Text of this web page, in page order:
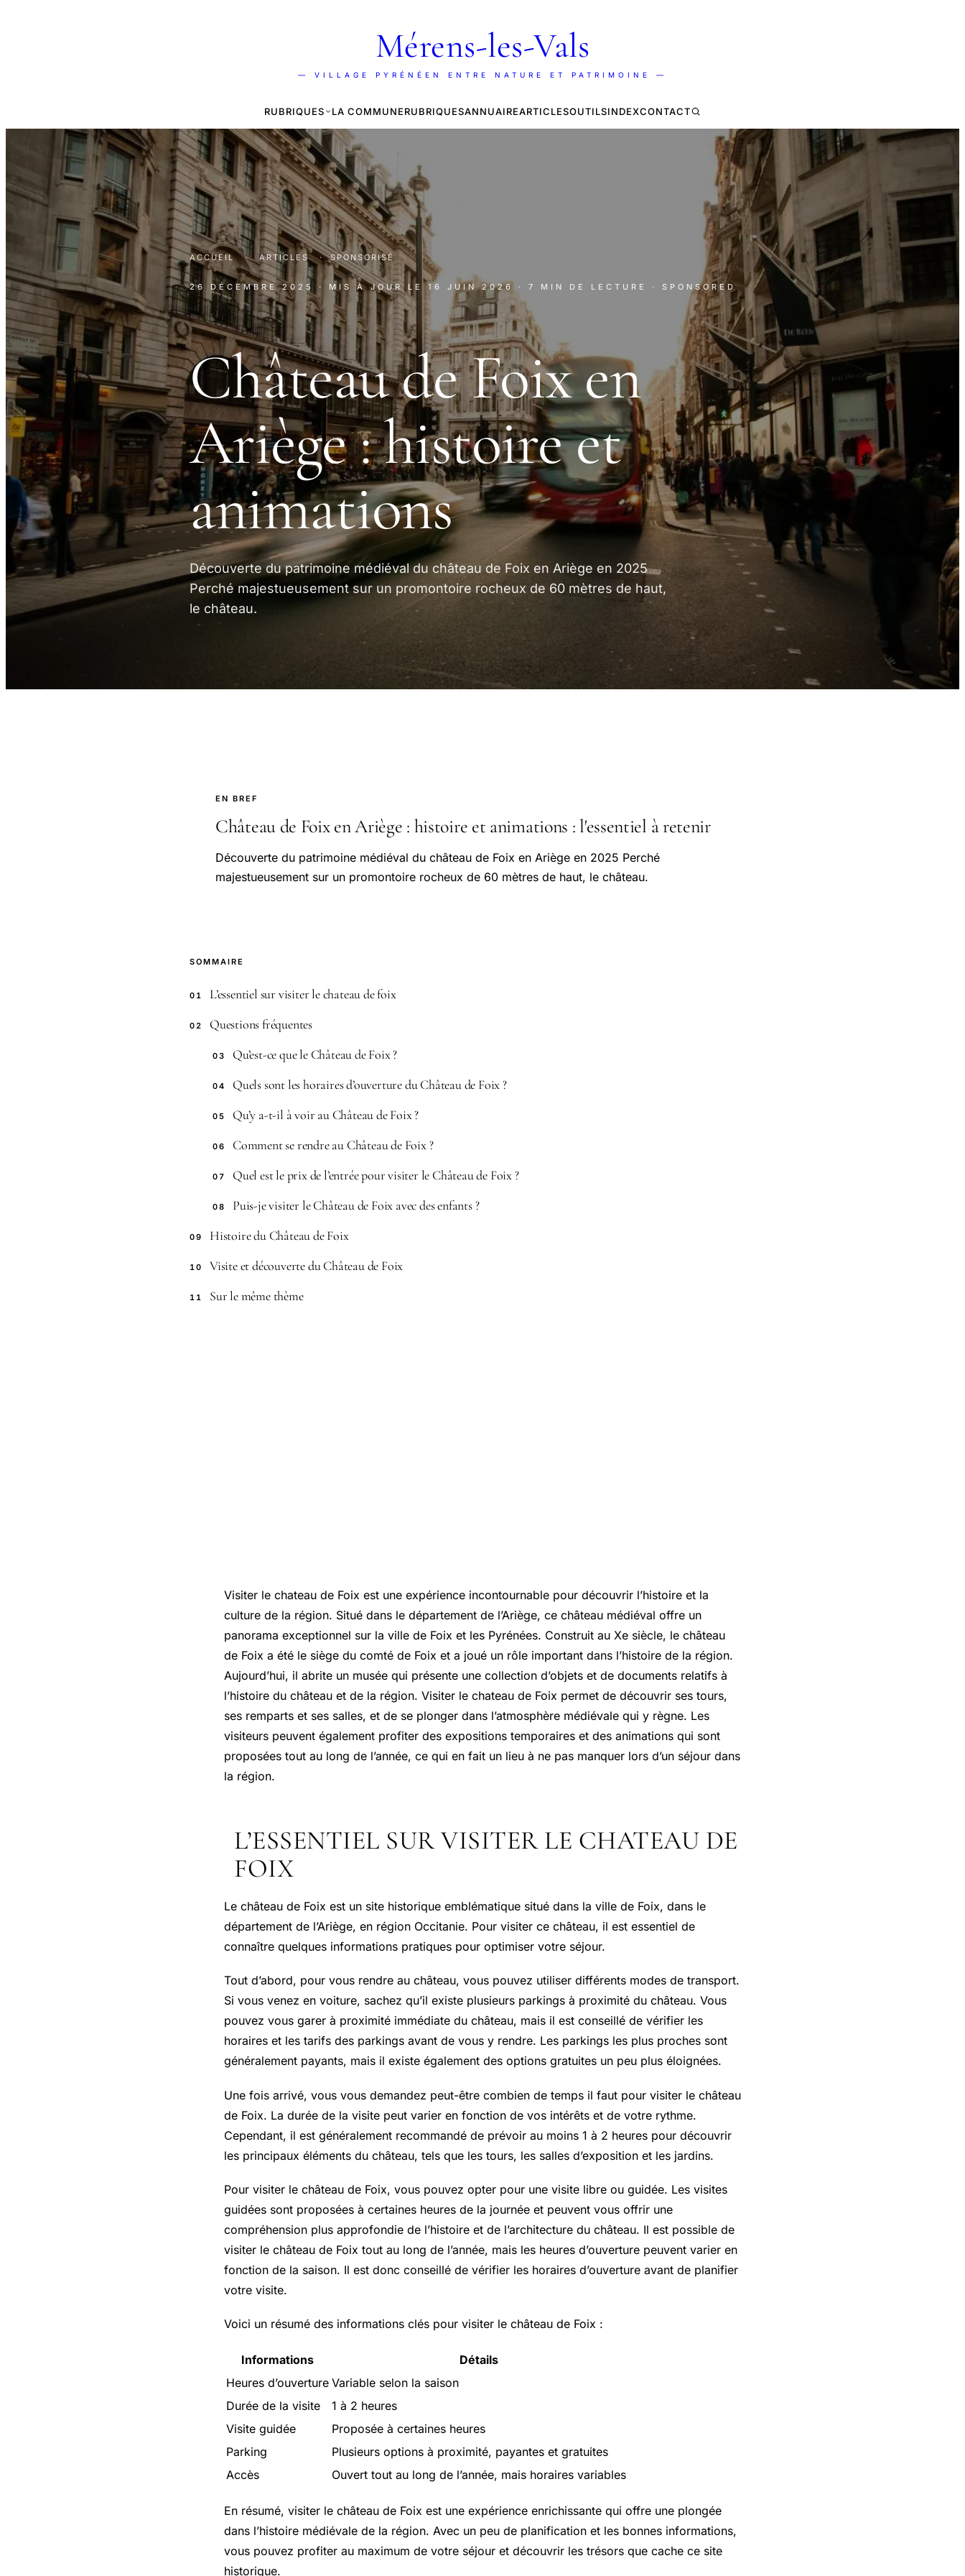
Mérens-les-Vals
— VILLAGE PYRÉNÉEN ENTRE NATURE ET PATRIMOINE —
RUBRIQUES LA COMMUNERUBRIQUESANNUAIREARTICLESOUTILSINDEXCONTACT
ACCUEIL · ARTICLES · SPONSORISÉ
26 DÉCEMBRE 2025 · MIS À JOUR LE16 JUIN 2026 · 7 MIN DE LECTURE · SPONSORED
Château de Foix en
Ariège : histoire et
animations
Découverte du patrimoine médiéval du château de Foix en Ariège en 2025
Perché majestueusement sur un promontoire rocheux de 60 mètres de haut,
le château.
EN BREF
Château de Foix en Ariège : histoire et animations : l'essentiel à retenir
Découverte du patrimoine médiéval du château de Foix en Ariège en 2025 Perché
majestueusement sur un promontoire rocheux de 60 mètres de haut, le château.
SOMMAIRE
01 L’essentiel sur visiter le chateau de foix
02 Questions fréquentes
03 Qu’est-ce que le Château de Foix ?
04 Quels sont les horaires d’ouverture du Château de Foix ?
05 Qu’y a-t-il à voir au Château de Foix ?
06 Comment se rendre au Château de Foix ?
07 Quel est le prix de l’entrée pour visiter le Château de Foix ?
08 Puis-je visiter le Château de Foix avec des enfants ?
09 Histoire du Château de Foix
10 Visite et découverte du Château de Foix
11 Sur le même thème
Visiter le chateau de Foix est une expérience incontournable pour découvrir l’histoire et la
culture de la région. Situé dans le département de l’Ariège, ce château médiéval offre un
panorama exceptionnel sur la ville de Foix et les Pyrénées. Construit au Xe siècle, le château
de Foix a été le siège du comté de Foix et a joué un rôle important dans l’histoire de la région.
Aujourd’hui, il abrite un musée qui présente une collection d’objets et de documents relatifs à
l’histoire du château et de la région. Visiter le chateau de Foix permet de découvrir ses tours,
ses remparts et ses salles, et de se plonger dans l’atmosphère médiévale qui y règne. Les
visiteurs peuvent également profiter des expositions temporaires et des animations qui sont
proposées tout au long de l’année, ce qui en fait un lieu à ne pas manquer lors d’un séjour dans
la région.
L’ESSENTIEL SUR VISITER LE CHATEAU DE
FOIX
Le château de Foix est un site historique emblématique situé dans la ville de Foix, dans le
département de l’Ariège, en région Occitanie. Pour visiter ce château, il est essentiel de
connaître quelques informations pratiques pour optimiser votre séjour.
Tout d’abord, pour vous rendre au château, vous pouvez utiliser différents modes de transport.
Si vous venez en voiture, sachez qu’il existe plusieurs parkings à proximité du château. Vous
pouvez vous garer à proximité immédiate du château, mais il est conseillé de vérifier les
horaires et les tarifs des parkings avant de vous y rendre. Les parkings les plus proches sont
généralement payants, mais il existe également des options gratuites un peu plus éloignées.
Une fois arrivé, vous vous demandez peut-être combien de temps il faut pour visiter le château
de Foix. La durée de la visite peut varier en fonction de vos intérêts et de votre rythme.
Cependant, il est généralement recommandé de prévoir au moins 1 à 2 heures pour découvrir
les principaux éléments du château, tels que les tours, les salles d’exposition et les jardins.
Pour visiter le château de Foix, vous pouvez opter pour une visite libre ou guidée. Les visites
guidées sont proposées à certaines heures de la journée et peuvent vous offrir une
compréhension plus approfondie de l’histoire et de l’architecture du château. Il est possible de
visiter le château de Foix tout au long de l’année, mais les heures d’ouverture peuvent varier en
fonction de la saison. Il est donc conseillé de vérifier les horaires d’ouverture avant de planifier
votre visite.
Voici un résumé des informations clés pour visiter le château de Foix :
Informations
Détails
Heures d’ouverture Variable selon la saison
Durée de la visite
1 à 2 heures
Visite guidée
Proposée à certaines heures
Parking
Plusieurs options à proximité, payantes et gratuites
Accès
Ouvert tout au long de l’année, mais horaires variables
En résumé, visiter le château de Foix est une expérience enrichissante qui offre une plongée
dans l’histoire médiévale de la région. Avec un peu de planification et les bonnes informations,
vous pouvez profiter au maximum de votre séjour et découvrir les trésors que cache ce site
historique.